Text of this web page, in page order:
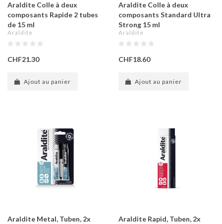
Araldite Colle à deux
composants Rapide 2 tubes
de 15 ml
Araldite
CHF21.30
Ajout au panier
Araldite Colle à deux
composants Standard Ultra
Strong 15 ml
Araldite
CHF18.60
Ajout au panier
Araldite Metal, Tuben, 2x
Araldite Rapid, Tuben, 2x